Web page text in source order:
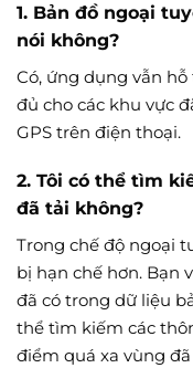
1. Bản đồ ngoại
nói không?
Có, ứng dụng vẫn
đủ cho các khu vực
GPS trên điện thoại.
2. Tôi có thể tìm
đã tải không?
Trong chế độ ngoại
bị hạn chế hơn. Bạn
đã có trong dữ liệu
thể tìm kiếm các
điểm quá xa vùng